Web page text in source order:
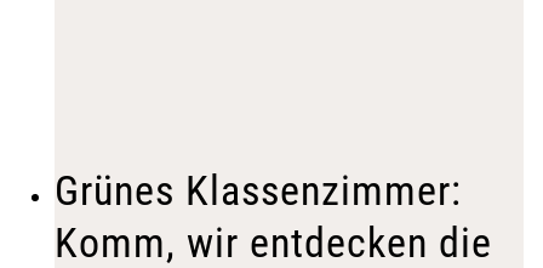
Grünes Klassenzimmer:
Komm, wir entdecken die